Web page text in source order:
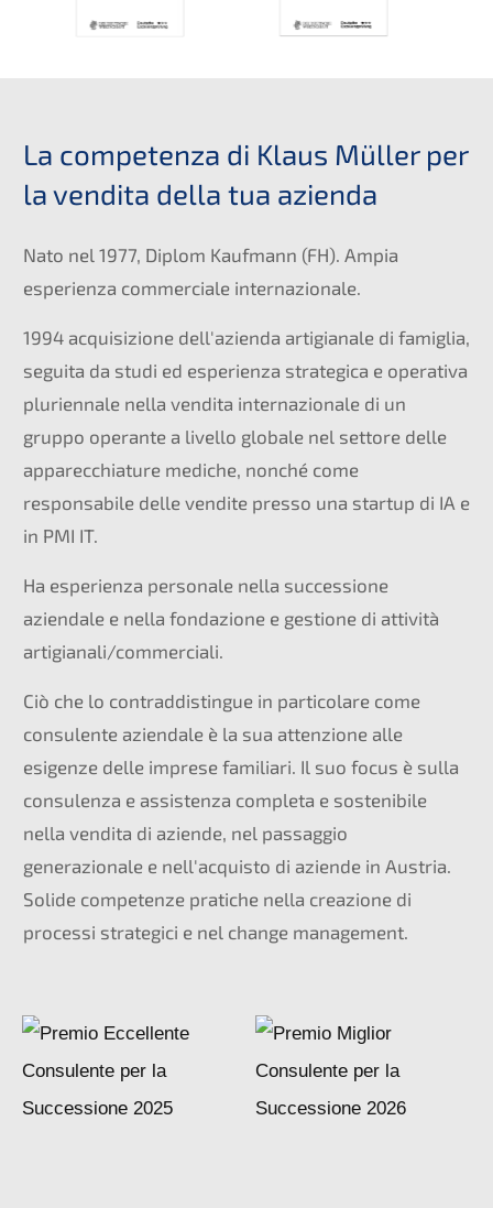
La competenza di Klaus Müller per
la vendita della tua azienda
Nato nel 1977, Diplom Kaufmann (FH). Ampia
esperienza commerciale internazionale.
1994 acquisizione dell'azienda artigianale di famiglia,
seguita da studi ed esperienza strategica e operativa
pluriennale nella vendita internazionale di un
gruppo operante a livello globale nel settore delle
apparecchiature mediche, nonché come
responsabile delle vendite presso una startup di IA e
in PMI IT.
Ha esperienza personale nella successione
aziendale e nella fondazione e gestione di attività
artigianali/commerciali.
Ciò che lo contraddistingue in particolare come
consulente aziendale è la sua attenzione alle
esigenze delle imprese familiari. Il suo focus è sulla
consulenza e assistenza completa e sostenibile
nella vendita di aziende, nel passaggio
generazionale e nell'acquisto di aziende in Austria.
Solide competenze pratiche nella creazione di
processi strategici e nel change management.